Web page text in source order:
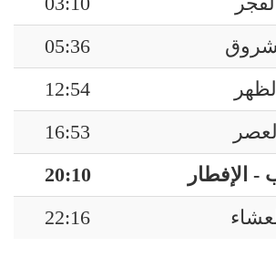
05:36
الظهر
12:54
العصر
16:53
- الإفطار
20:10
22:16